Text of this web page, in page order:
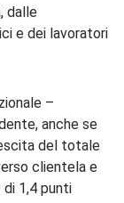
dalle
e dei lavoratori
–
anche se
del totale
clientela e
1,4 punti